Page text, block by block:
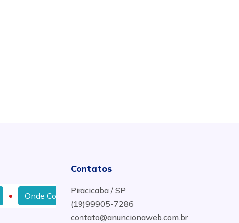
Onde Comprar Granito em Marília
Contatos
Piracicaba / SP
(19)99905-7286
contato@anuncionaweb.com.br